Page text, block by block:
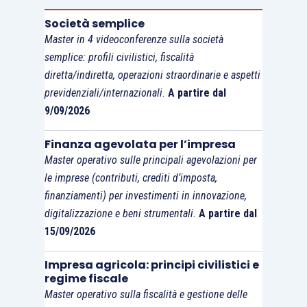
Si evidenzia, inoltre, il contenuto dell’articolo 5,
Direttiva UE 2022/2464, nel quale viene indicata
lascaletta temporale di applicazionedella
stessa per i diversi soggetti interessati:
dall’1.1.2024per le grandi aziende di
interesse pubblicogià soggette alla
Direttiva NFRD. In Italia, per tutti i soggetti
a cui si applicano le disposizioni del
254/2016di Recepimento della Direttiva
NFRD, a partire dai report pubblicati nel
dall’ 1.1.2025 per le
interesse pubbliconon soggette alla
Società semplice
Master in 4 videoconferenze sulla società
semplice: profili civilistici, fiscalità
diretta/indiretta, operazioni straordinarie e aspetti
previdenziali/internazionali. A partire dal
9/09/2026
Finanza agevolata per l’impresa
Master operativo sulle principali agevolazioni per
le imprese (contributi, crediti d’imposta,
finanziamenti) per investimenti in innovazione,
digitalizzazione e beni strumentali. A partire dal
15/09/2026
Impresa agricola: principi civilistici e
regime fiscale
Master operativo sulla fiscalità e gestione delle